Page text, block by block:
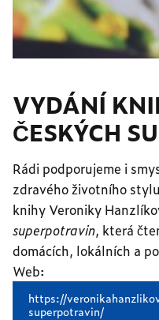
VYDÁNÍ
ČESKÝCH
Rádi podporujeme i
zdravého životního
knihy Veroniky
superpotravin, která
domácích, lokálních a
Web:
https://
superpotravin/